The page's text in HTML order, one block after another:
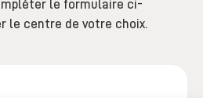
le formulaire ci-
le centre de votre choix.